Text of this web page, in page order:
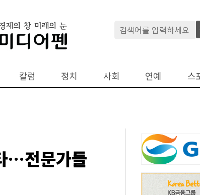
칼럼 정치 사회 연예 스
…전문가들